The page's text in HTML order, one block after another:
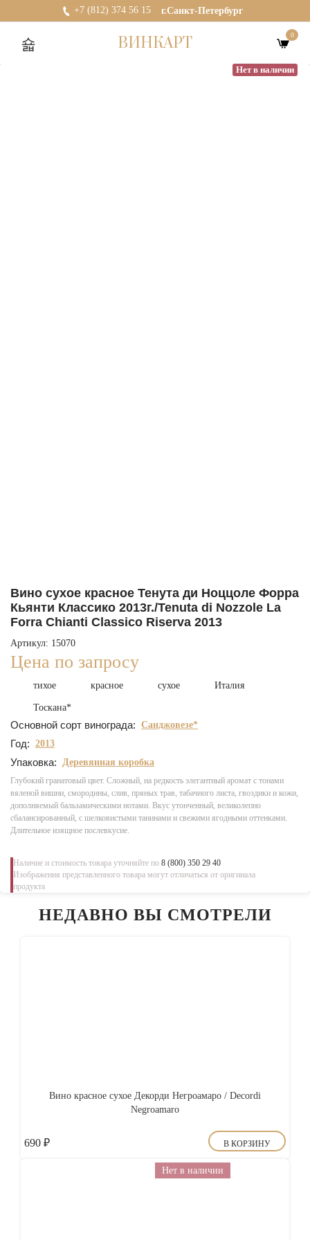
+7 (812) 374 56 15 г.Санкт-Петербург
ВИНКАРТ 0
Нет в наличии
Вино сухое красное Тенута ди Ноццоле Форра
Кьянти Классико 2013г./Tenuta di Nozzole La
Forra Chianti Classico Riserva 2013
Артикул: 15070
Цена по запросу
тихое красное сухое Италия
Тоскана*
Основной сорт винограда: Санджовезе*
Год: 2013
Упаковка: Деревянная коробка
Глубокий гранатовый цвет. Сложный, на редкость элегантный аромат с тонами
вяленой вишни, смородины, слив, пряных трав, табачного листа, гвоздики и кожи,
дополняемый бальзамическими нотами. Вкус утонченный, великолепно
сбалансированный, с шелковистыми танинами и свежими ягодными оттенками.
Длительное изящное послевкусие.
Наличие и стоимость товара уточняйте по 8 (800) 350 29 40
Изображения представленного товара могут отличаться от оригинала
продукта
НЕДАВНО ВЫ СМОТРЕЛИ
Вино красное сухое Декорди Негроамаро / Decordi
Negroamaro
690 ₽ В КОРЗИНУ
Нет в наличии